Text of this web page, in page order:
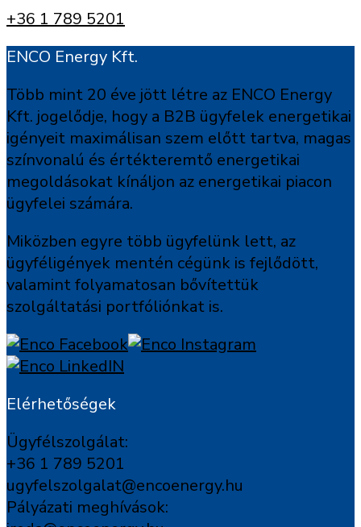
+36 1 789 5201
ENCO Energy Kft.
Több mint 20 éve jött létre az ENCO Energy
Kft. jogelődje, hogy a B2B ügyfelek energetikai
igényeit maximálisan szem előtt tartva, magas
színvonalú és értékteremtő energetikai
megoldásokat kínáljon az energetikai piacon
ügyfelei számára.
Miközben egyre több ügyfelünk lett, az
ügyféligények mentén cégünk is fejlődött,
valamint folyamatosan bővítettük
szolgáltatási portfóliónkat is.
Elérhetőségek
Ügyfélszolgálat:
+36 1 789 5201
ugyfelszolgalat@encoenergy.hu
Pályázati meghívások: